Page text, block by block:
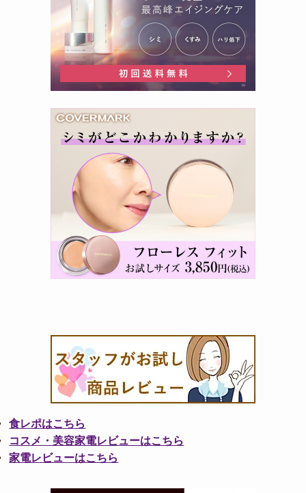
食レポはこちら
コスメ・美容家電レビューはこちら
家電レビューはこちら